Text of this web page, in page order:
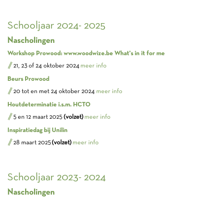
Schooljaar 2024- 2025
Nascholingen
Workshop Prowood: www.woodwize.be What's in it for me
21, 23 of 24 oktober 2024 meer info
Beurs Prowood
20 tot en met 24 oktober 2024 meer info
Houtdeterminatie i.s.m. HCTO
5 en 12 maart 2025 (volzet) meer info
Inspiratiedag bij Unilin
28 maart 2025(volzet) meer info
Schooljaar 2023- 2024
Nascholingen